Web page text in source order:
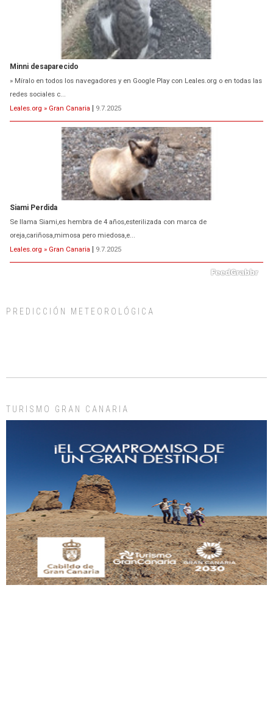
Minni desaparecido
» Míralo en todos los navegadores y en Google Play con Leales.org o en todas las
redes sociales c...
Leales.org » Gran Canaria | 9.7.2025
Siami Perdida
Se llama Siami,es hembra de 4 años,esterilizada con marca de
oreja,cariñosa,mimosa pero miedosa,e...
Leales.org » Gran Canaria | 9.7.2025
días, ella incluida...
Gato manso encontrado
Este gato macho ha aparecido en la calle hace menos de un mes, es muy
manso y extremadamente cari...
Leales.org » Gran Canaria | 9.7.2025
PREDICCIÓN METEOROLÓGICA
TURISMO GRAN CANARIA